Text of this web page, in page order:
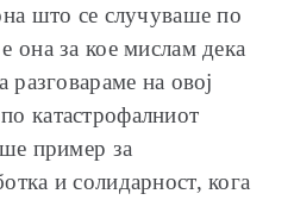
што се случуваше по
она за кое мислам дека
разговараме на овој
катастрофалниот
пример за
и солидарност, кога